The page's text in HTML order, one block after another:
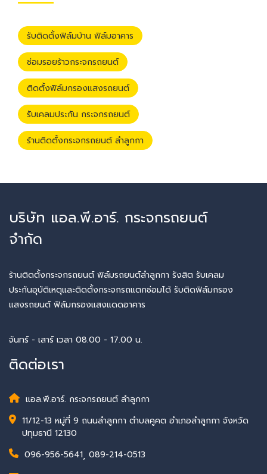
รับติดตั้งฟิล์มบ้าน ฟิล์มอาคาร
ซ่อมรอยร้าวกระจกรถยนต์
ติดตั้งฟิล์มกรองแสงรถยนต์
รับเคลมประกัน กระจกรถยนต์
ร้านติดตั้งกระจกรถยนต์ ลำลูกกา
บริษัท แอล.พี.อาร์. กระจกรถยนต์
จำกัด
ร้านติดตั้งกระจกรถยนต์ ฟิล์มรถยนต์ลำลูกกา รังสิต รับเคลม
ประกันอุบัติเหตุและติดตั้งกระจกรถแตกซ่อมได้ รับติดฟิล์มกรอง
แสงรถยนต์ ฟิล์มกรองแสงแดดอาคาร
จันทร์ - เสาร์ เวลา 08.00 - 17.00 น.
ติดต่อเรา
แอล.พี.อาร์. กระจกรถยนต์ ลำลูกกา
11/12-13 หมู่ที่ 9 ถนนลำลูกกา ตำบลคูคต อำเภอลำลูกกา จังหวัด
ปทุมธานี 12130
096-956-5641, 089-214-0513